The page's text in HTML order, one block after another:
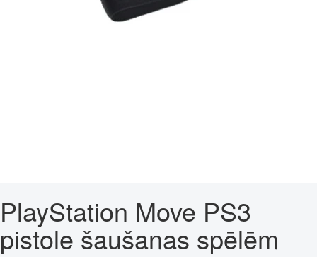
PlayStation Move PS3
pistole šaušanas spēlēm